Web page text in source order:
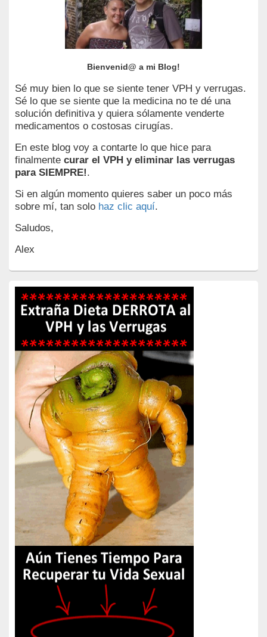
Bienvenid@ a mi Blog!
Sé muy bien lo que se siente tener VPH y verrugas.
Sé lo que se siente que la medicina no te dé una
solución definitiva y quiera sólamente venderte
medicamentos o costosas cirugías.
En este blog voy a contarte lo que hice para
finalmente curar el VPH y eliminar las verrugas
para SIEMPRE!.
Si en algún momento quieres saber un poco más
sobre mí, tan solo haz clic aquí.
Saludos,
Alex